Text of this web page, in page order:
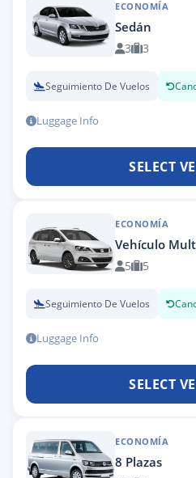
ECONOMÍA
Sedán
3 3
Seguimiento De Vuelos
Luggage Info
SELECT
ECONOMÍA
Vehículo
5 5
Seguimiento De Vuelos
Luggage Info
SELECT
ECONOMÍA
8 Plazas